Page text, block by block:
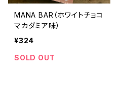
MANA BAR（ホワイトチョコ
マカダミア味）
¥324
SOLD OUT